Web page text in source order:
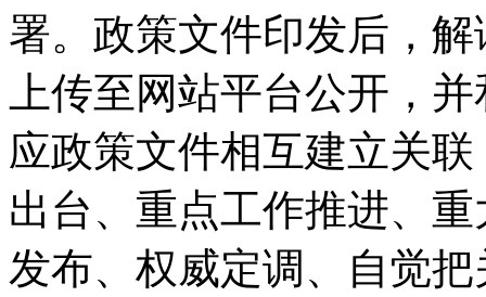
署。政策文件印发后，
上传至网站平台公开，
应政策文件相互建立关
出台、重点工作推进、
发布、权威定调、自觉